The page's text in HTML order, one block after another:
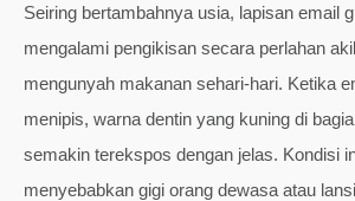
Seiring bertambahnya usia, lapisan email
mengalami pengikisan secara perlahan
mengunyah makanan sehari-hari. Ketika
menipis, warna dentin yang kuning di
semakin terekspos dengan jelas. Kondisi
menyebabkan gigi orang dewasa atau